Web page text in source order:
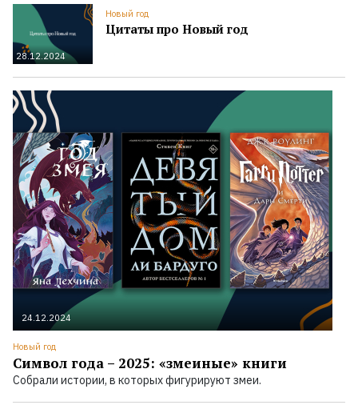
28.12.2024
Новый год
Цитаты про Новый год
24.12.2024
Новый год
Символ года – 2025: «змеиные» книги
Собрали истории, в которых фигурируют змеи.